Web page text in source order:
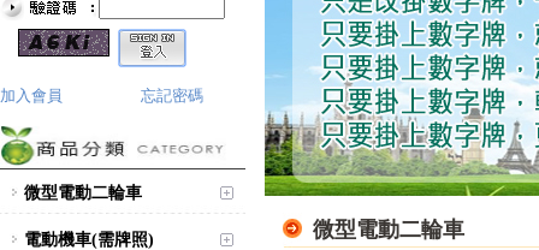
加入會員 忘記密碼
微型電動二輪車
電動機車(需牌照) 微型電動二輪車